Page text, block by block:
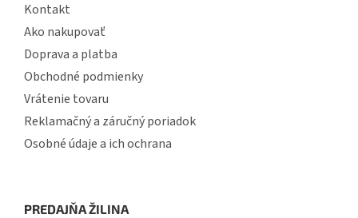
Kontakt
Ako nakupovať
Doprava a platba
Obchodné podmienky
Vrátenie tovaru
Reklamačný a záručný poriadok
Osobné údaje a ich ochrana
PREDAJŇA ŽILINA